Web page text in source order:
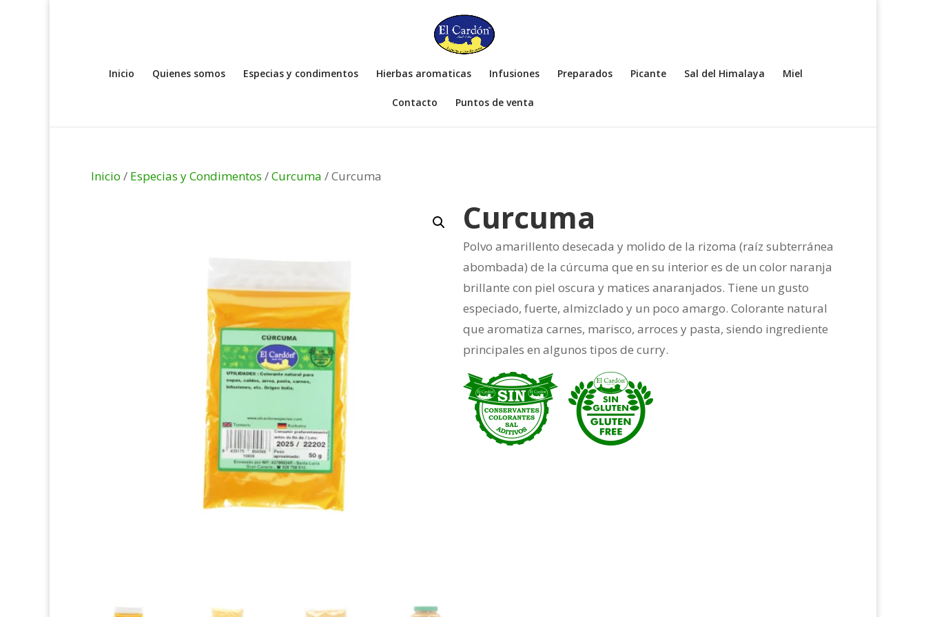
Inicio Quienes somos Especias y condimentos Hierbas aromaticas Infusiones Preparados Picante Sal del Himalaya Miel
Contacto Puntos de venta
Inicio / Especias y Condimentos /Curcuma / Curcuma
Curcuma
Polvo amarillento desecada y molido de la rizoma (raíz subterránea
abombada) de la cúrcuma que en su interior es de un color naranja
brillante con piel oscura y matices anaranjados. Tiene un gusto
especiado, fuerte, almizclado y un poco amargo. Colorante natural
que aromatiza carnes, marisco, arroces y pasta, siendo ingrediente
principales en algunos tipos de curry.